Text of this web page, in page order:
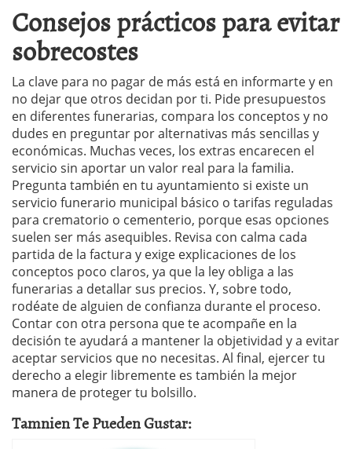
Consejos prácticos para evitar
sobrecostes
La clave para no pagar de más está en informarte y en
no dejar que otros decidan por ti. Pide presupuestos
en diferentes funerarias, compara los conceptos y no
dudes en preguntar por alternativas más sencillas y
económicas. Muchas veces, los extras encarecen el
servicio sin aportar un valor real para la familia.
Pregunta también en tu ayuntamiento si existe un
servicio funerario municipal básico o tarifas reguladas
para crematorio o cementerio, porque esas opciones
suelen ser más asequibles. Revisa con calma cada
partida de la factura y exige explicaciones de los
conceptos poco claros, ya que la ley obliga a las
funerarias a detallar sus precios. Y, sobre todo,
rodéate de alguien de confianza durante el proceso.
Contar con otra persona que te acompañe en la
decisión te ayudará a mantener la objetividad y a evitar
aceptar servicios que no necesitas. Al final, ejercer tu
derecho a elegir libremente es también la mejor
manera de proteger tu bolsillo.
Tamnien Te Pueden Gustar: